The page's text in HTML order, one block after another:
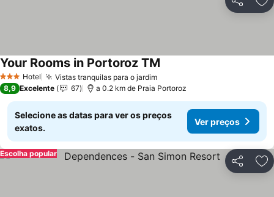
Partilhar
3 EstrelasHotel Vistas tranquilas para o jardim
Your Rooms in Portoroz TM
8,9 Excelente 67 a 0.2 km de Praia Portoroz
Selecione as datas para ver os preços
exatos.
Ver preços
Partilhar
Escolha popular